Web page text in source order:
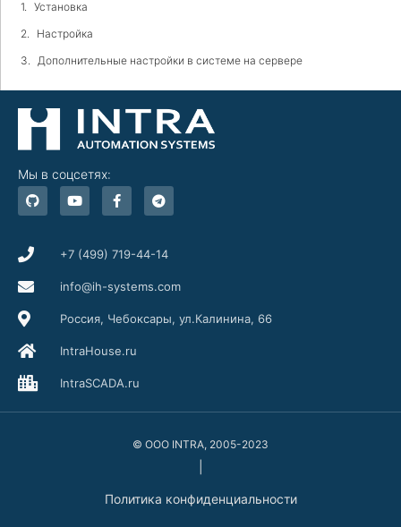
Установка
Настройка
Дополнительные настройки в системе на сервере
Мы в соцсетях:
G
i
t
b
Y
o
u
b
F
a
c
o
k
-
T
e
l
r
m
+7 (499) 719-44-14
info@ih-systems.com
Россия, Чебоксары, ул.Калинина, 66
IntraHouse.ru
IntraSCADA.ru
© ООО INTRA, 2005-2023
Политика конфиденциальности